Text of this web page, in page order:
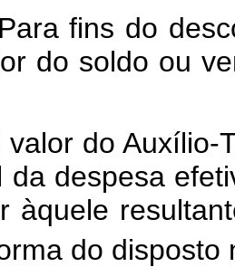
do
do soldo ou
do Auxílio-
da despesa
àquele
do disposto